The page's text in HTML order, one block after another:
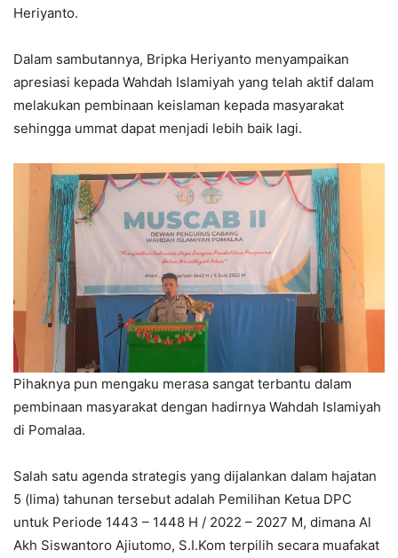
Heriyanto.
Dalam sambutannya, Bripka Heriyanto menyampaikan
apresiasi kepada Wahdah Islamiyah yang telah aktif dalam
melakukan pembinaan keislaman kepada masyarakat
sehingga ummat dapat menjadi lebih baik lagi.
Pihaknya pun mengaku merasa sangat terbantu dalam
pembinaan masyarakat dengan hadirnya Wahdah Islamiyah
di Pomalaa.
Salah satu agenda strategis yang dijalankan dalam hajatan
5 (lima) tahunan tersebut adalah Pemilihan Ketua DPC
untuk Periode 1443 – 1448 H / 2022 – 2027 M, dimana Al
Akh Siswantoro Ajiutomo, S.I.Kom terpilih secara muafakat